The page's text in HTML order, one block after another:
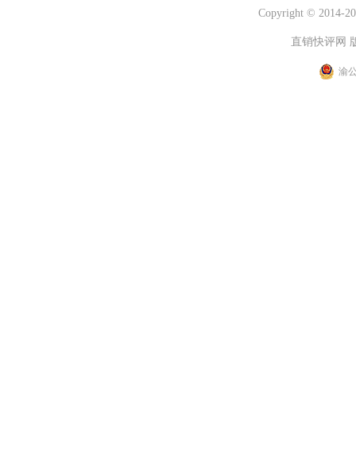
Copyright © 2014-
直销快评网
渝